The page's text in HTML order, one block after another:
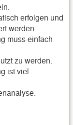
erfolgen und
werden.
muss einfach
zu werden.
ist viel